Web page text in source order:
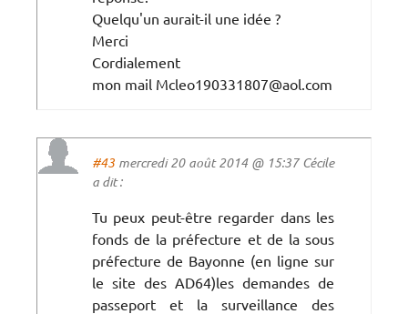
Quelqu'un aurait-il une idée ?
Merci
Cordialement
mon mail Mcleo190331807@aol.com
#43 mercredi 20 août 2014 @ 15:37 Cécile
a dit :
Tu peux peut-être regarder dans les
fonds de la préfecture et de la sous
préfecture de Bayonne (en ligne sur
le site des AD64)les demandes de
passeport et la surveillance des